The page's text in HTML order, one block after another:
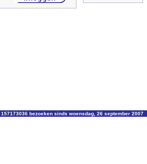
157173036 bezoeken sinds woensdag, 26 september 2007